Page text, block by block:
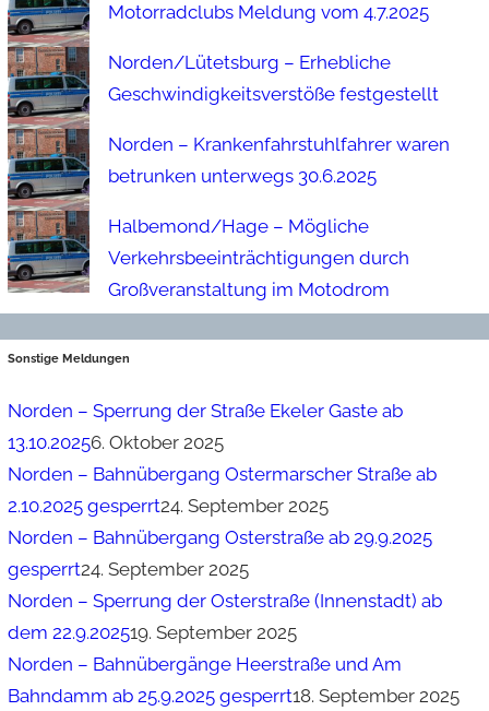
Motorradclubs Meldung vom 4.7.2025
Norden/Lütetsburg – Erhebliche
Geschwindigkeitsverstöße festgestellt
Norden – Krankenfahrstuhlfahrer waren
betrunken unterwegs 30.6.2025
Halbemond/Hage – Mögliche
Verkehrsbeeinträchtigungen durch
Großveranstaltung im Motodrom
Sonstige Meldungen
Norden – Sperrung der Straße Ekeler Gaste ab
13.10.20256. Oktober 2025
Norden – Bahnübergang Ostermarscher Straße ab
2.10.2025 gesperrt24. September 2025
Norden – Bahnübergang Osterstraße ab 29.9.2025
gesperrt24. September 2025
Norden – Sperrung der Osterstraße (Innenstadt) ab
dem 22.9.202519. September 2025
Norden – Bahnübergänge Heerstraße und Am
Bahndamm ab 25.9.2025 gesperrt18. September 2025